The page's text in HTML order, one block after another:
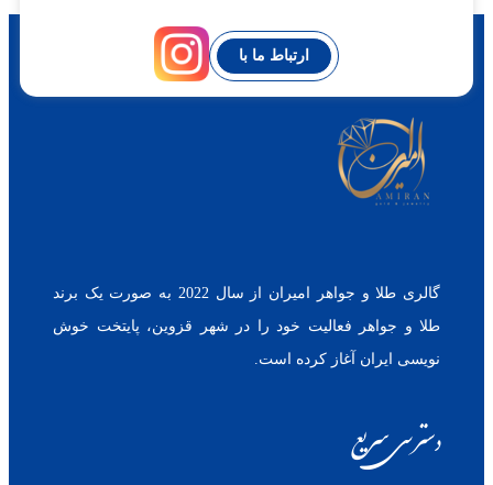
ارتباط ما با
گالری طلا و جواهر امیران از سال 2022 به صورت یک برند
طلا و جواهر فعالیت خود را در شهر قزوین، پایتخت خوش
نویسی ایران آغاز کرده است.
دسترسی سریع